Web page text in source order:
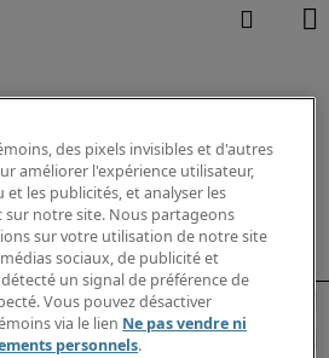
des pixels invisibles et d'autres
améliorer l'expérience utilisateur,
les publicités, et analyser les
sur notre site. Nous partageons
sur votre utilisation de notre site
sociaux, de publicité et
un signal de préférence de
Vous pouvez désactiver
via le lien Ne pas vendre ni
personnels.